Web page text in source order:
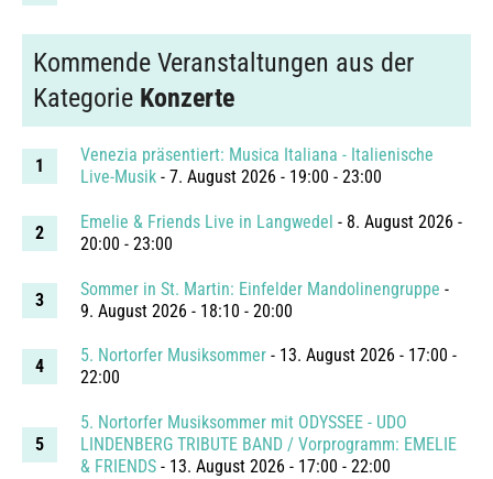
Kommende Veranstaltungen aus der
Kategorie Konzerte
Venezia präsentiert: Musica Italiana - Italienische
Live-Musik- 7. August 2026 - 19:00 - 23:00
Emelie & Friends Live in Langwedel - 8. August 2026 -
20:00 - 23:00
Sommer in St. Martin: Einfelder Mandolinengruppe -
9. August 2026 - 18:10 - 20:00
5. Nortorfer Musiksommer- 13. August 2026 - 17:00 -
22:00
5. Nortorfer Musiksommer mit ODYSSEE - UDO
LINDENBERG TRIBUTE BAND / Vorprogramm: EMELIE
& FRIENDS- 13. August 2026 - 17:00 - 22:00